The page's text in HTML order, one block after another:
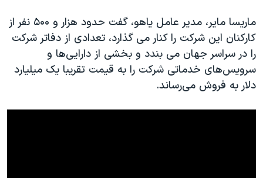
چهل سال گروگان‌گیری
قانون شفافیت دارائی کادر رهبری ایران
اعتراضات مردمی آبان ۹۸
اسرائیل در جنگ
ماریسا مایر، مدیر عامل یاهو، گفت حدود هزار و ۵۰۰ نفر از
کارکنان این شرکت را کنار می گذارد، تعدادی از دفاتر شرکت
را در سراسر جهان می بندد و بخشی از دارایی‌ها و
سرویس‌های خدماتی شرکت را به قیمت تقریبا یک میلیارد
دلار به فروش می‌رساند.